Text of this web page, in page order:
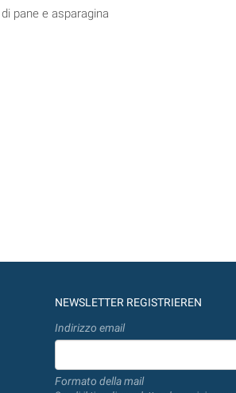
pane e asparagina
NEWSLETTER REGISTRIEREN
Indirizzo email
Formato della mail